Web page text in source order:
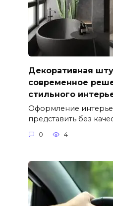
Декоративная
современное
стильного
Оформление
представить без
0 4